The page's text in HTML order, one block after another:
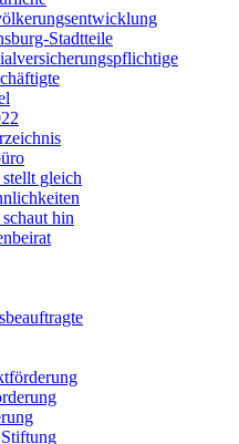
Stadtteile
gleich
hin